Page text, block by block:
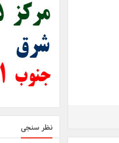
نظر سنجی